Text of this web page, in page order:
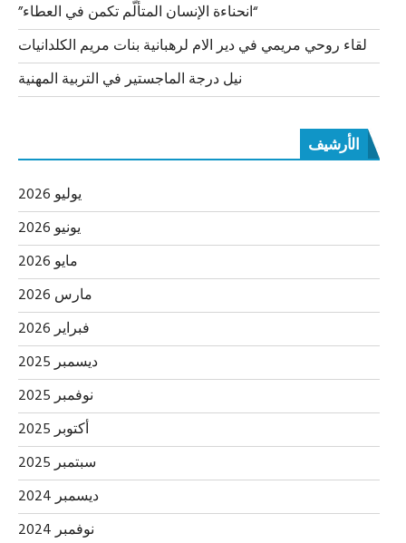
“انحناءة الإنسان المتألّم تكمن في العطاء”
لقاء روحي مريمي في دير الام لرهبانية بنات مريم الكلدانيات
نيل درجة الماجستير في التربية المهنية
الأرشيف
يوليو 2026
يونيو 2026
مايو 2026
مارس 2026
فبراير 2026
ديسمبر 2025
نوفمبر 2025
أكتوبر 2025
سبتمبر 2025
ديسمبر 2024
نوفمبر 2024